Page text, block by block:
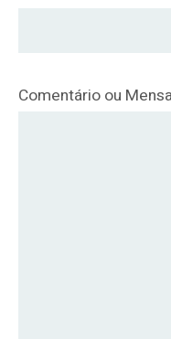
Comentário ou